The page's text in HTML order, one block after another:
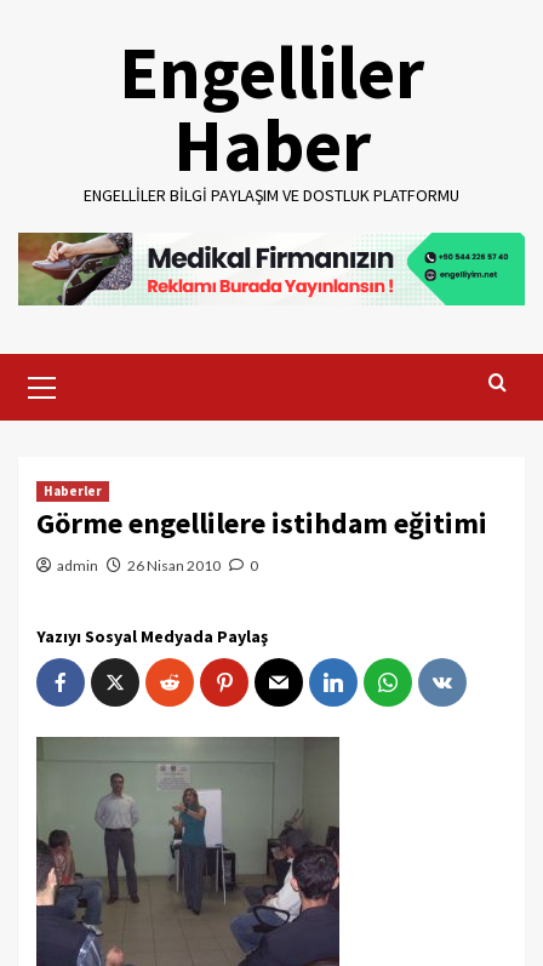
Engelliler
Haber
ENGELLILER BILGI PAYLAŞIM VE DOSTLUK PLATFORMU
Menu
Haberler
Görme engellilere istihdam eğitimi
admin 26 Nisan 2010 0
Yazıyı Sosyal Medyada Paylaş